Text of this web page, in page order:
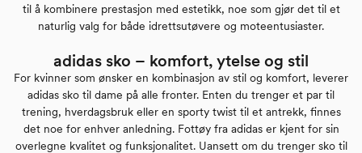
til å kombinere prestasjon med estetikk, noe som gjør det til et
naturlig valg for både idrettsutøvere og moteentusiaster.
adidas sko – komfort, ytelse og stil
For kvinner som ønsker en kombinasjon av stil og komfort, leverer
adidas sko til dame på alle fronter. Enten du trenger et par til
trening, hverdagsbruk eller en sporty twist til et antrekk, finnes
det noe for enhver anledning. Fottøy fra adidas er kjent for sin
overlegne kvalitet og funksjonalitet. Uansett om du trenger sko til